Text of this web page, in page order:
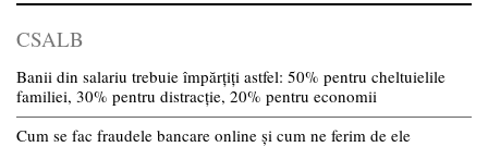
CSALB
Banii din salariu trebuie împărțiți astfel: 50% pentru cheltuielile
familiei, 30% pentru distracție, 20% pentru economii
Cum se fac fraudele bancare online și cum ne ferim de ele